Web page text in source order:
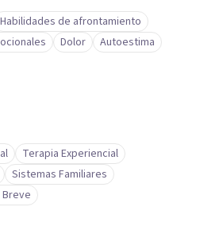
Habilidades de afrontamiento
Dolor
Autoestima
Terapia Experiencial
Sistemas Familiares